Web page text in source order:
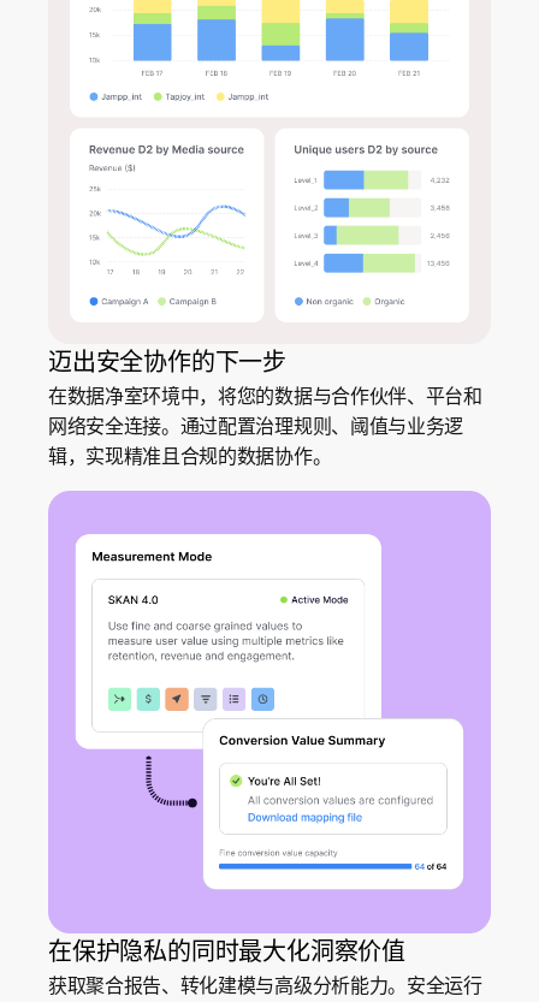
迈出安全协作的下一步
在数据净室环境中，将您的数据与合作伙伴、平台和
网络安全连接。通过配置治理规则、阈值与业务逻
辑，实现精准且合规的数据协作。
在保护隐私的同时最大化洞察价值
获取聚合报告、转化建模与高级分析能力。安全运行